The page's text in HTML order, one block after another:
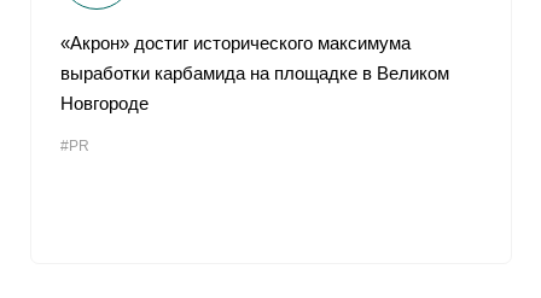
«Акрон» достиг исторического максимума
выработки карбамида на площадке в Великом
Новгороде
#PR